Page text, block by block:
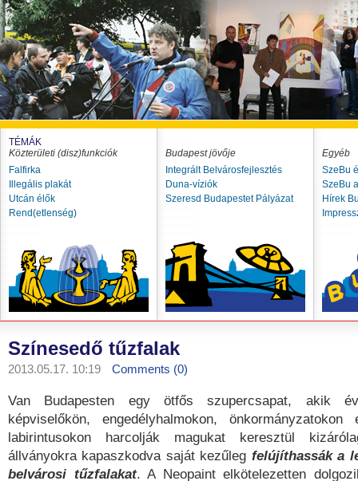
TÉMÁK
Közterületi (disz)funkciók
Falfirka
Illegális plakát
Utcán élők
Rend(etlenség)
Budapest jövője
Integrált Belvárosfejlesztés
Duna-víziók
Szeresd Budapestet Pályázat
Egyéb
SzeBu
SzeBu
Hírek
Színesedő tűzfalak
2013.05.17. 10:19 Comments (0)
Van Budapesten egy ötfős szupercsapat, akik
képviselőkön, engedélyhalmokon, önkormányzatokon
labirintusokon harcolják magukat keresztül
állványokra kapaszkodva saját kezűleg felújíthassák a
belvárosi tűzfalakat. A Neopaint elkötelezetten